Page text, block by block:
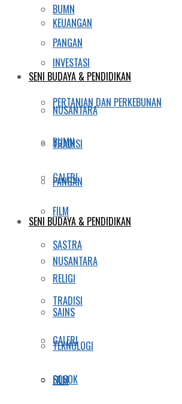
BUMN
PANGAN
SENI BUDAYA & PENDIDIKAN
NUSANTARA
TRADISI
GALERI
FILM
SASTRA
RELIGI
SAINS
TEKNOLOGI
SOSOK
KEUANGAN
INVESTASI
PERTANIAN DAN PERKEBUNAN
BUMN
PANGAN
SENI BUDAYA & PENDIDIKAN
NUSANTARA
TRADISI
GALERI
FILM